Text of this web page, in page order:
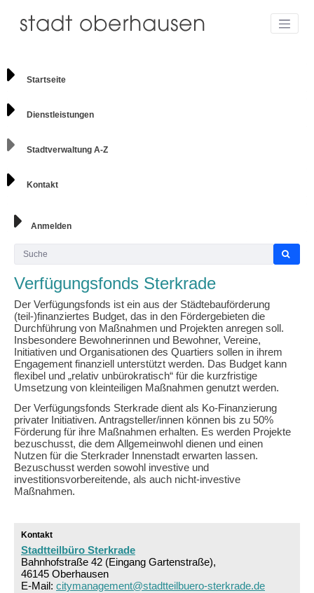
Startseite
Dienstleistungen
Stadtverwaltung A-Z
Kontakt
Anmelden
Verfügungsfonds Sterkrade
Der Verfügungsfonds ist ein aus der Städtebauförderung
(teil-)finanziertes Budget, das in den Fördergebieten die
Durchführung von Maßnahmen und Projekten anregen soll.
Insbesondere Bewohnerinnen und Bewohner, Vereine,
Initiativen und Organisationen des Quartiers sollen in ihrem
Engagement finanziell unterstützt werden. Das Budget kann
flexibel und „relativ unbürokratisch“ für die kurzfristige
Umsetzung von kleinteiligen Maßnahmen genutzt werden.
Der Verfügungsfonds Sterkrade dient als Ko-Finanzierung
privater Initiativen. Antragsteller/innen können bis zu 50%
Förderung für ihre Maßnahmen erhalten. Es werden Projekte
bezuschusst, die dem Allgemeinwohl dienen und einen
Nutzen für die Sterkrader Innenstadt erwarten lassen.
Bezuschusst werden sowohl investive und
investitionsvorbereitende, als auch nicht-investive
Maßnahmen.
Kontakt
Stadtteilbüro Sterkrade
Bahnhofstraße 42 (Eingang Gartenstraße),
46145 Oberhausen
E-Mail: citymanagement@stadtteilbuero-sterkrade.de